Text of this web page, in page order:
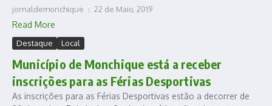
jornaldemonchique 22 de Maio, 2019
Read More
Destaque Local
Município de Monchique está a receber
inscrições para as Férias Desportivas
As inscrições para as Férias Desportivas estão a decorrer de